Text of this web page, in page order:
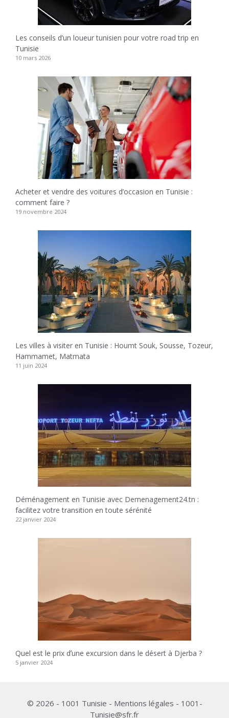
Les conseils d’un loueur tunisien pour votre road trip en
Tunisie
10 mars 2026
Acheter et vendre des voitures d’occasion en Tunisie :
comment faire ?
19 novembre 2024
Les villes à visiter en Tunisie : Houmt Souk, Sousse, Tozeur,
Hammamet, Matmata
11 juin 2024
Déménagement en Tunisie avec Demenagement24.tn :
facilitez votre transition en toute sérénité
22 janvier 2024
Quel est le prix dʼune excursion dans le désert à Djerba ?
5 janvier 2024
© 2026 - 1001 Tunisie - Mentions légales - 1001-
Tunisie@sfr.fr